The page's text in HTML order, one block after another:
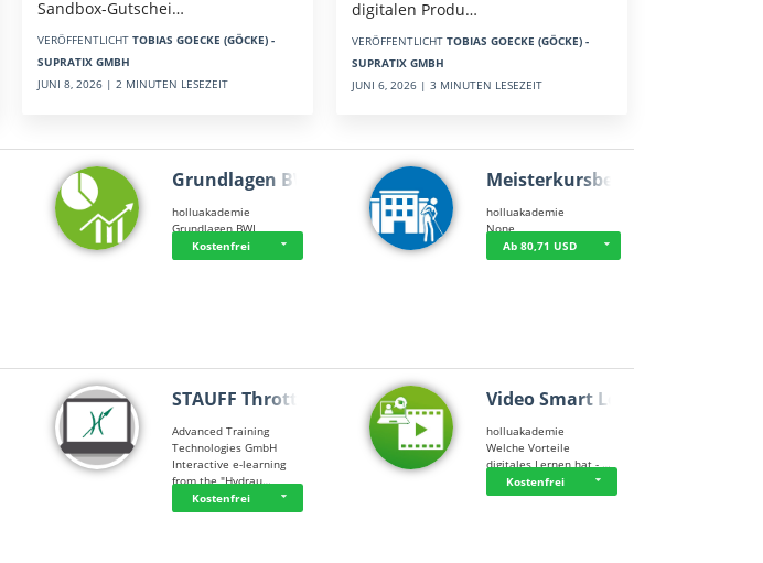
Sandbox-Gutschei…
VERÖFFENTLICHT TOBIAS GOECKE (GÖCKE) -
SUPRATIX GMBH
JUNI 8, 2026 | 2 MINUTEN LESEZEIT
digitalen Produ…
VERÖFFENTLICHT TOBIAS GOECKE (GÖCKE) -
SUPRATIX GMBH
JUNI 6, 2026 | 3 MINUTEN LESEZEIT
Grundlagen BWL
holluakademie
Grundlagen BWL
Kostenfrei
Meisterkursbegl…
holluakademie
None
Ab 80,71 USD
STAUFF Throttle…
Advanced Training
Technologies GmbH
Interactive e-learning
from the "Hydrau…
Kostenfrei
Video Smart Lea…
holluakademie
Welche Vorteile
digitales Lernen hat - …
Kostenfrei